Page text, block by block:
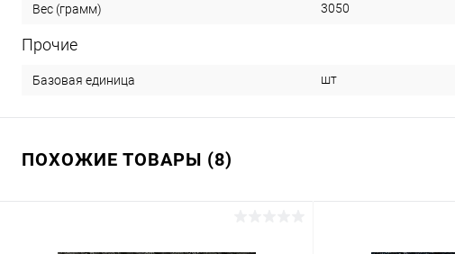
Вес (грамм) 3050
Прочие
Базовая единица шт
ПОХОЖИЕ ТОВАРЫ (8)